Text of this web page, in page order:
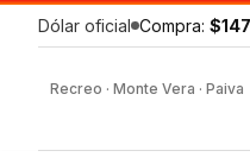
Dólar oficial Compra:
Recreo · Monte Vera · Paiva